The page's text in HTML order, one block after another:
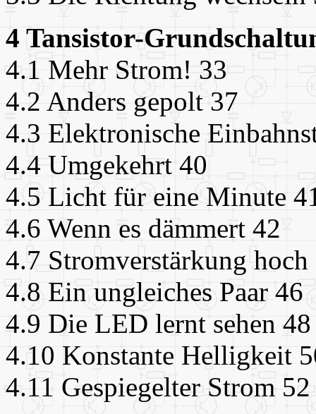
4 Tansistor-
4.1 Mehr Strom! 33
4.2 Anders gepolt 37
4.3 Elektronische
4.4 Umgekehrt 40
4.5 Licht für eine Minute
4.6 Wenn es dämmert 42
4.7 Stromverstärkung
4.8 Ein ungleiches Paar 46
4.9 Die LED lernt sehen 48
4.10 Konstante Helligkeit
4.11 Gespiegelter Strom 52